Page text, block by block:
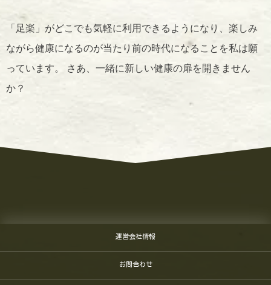
「足楽」がどこでも気軽に利用できるようになり、楽しみ
ながら健康になるのが当たり前の時代になることを私は願
っています。 さあ、一緒に新しい健康の扉を開きません
か？
運営会社情報
お問合わせ